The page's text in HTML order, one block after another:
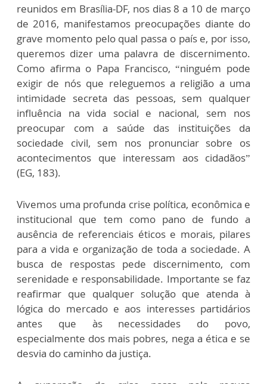
reunidos em Brasília-DF, nos dias 8 a 10 de março
de 2016, manifestamos preocupações diante do
grave momento pelo qual passa o país e, por isso,
queremos dizer uma palavra de discernimento.
Como afirma o Papa Francisco, “ninguém pode
exigir de nós que releguemos a religião a uma
intimidade secreta das pessoas, sem qualquer
influência na vida social e nacional, sem nos
preocupar com a saúde das instituições da
sociedade civil, sem nos pronunciar sobre os
acontecimentos que interessam aos cidadãos”
(EG, 183).
Vivemos uma profunda crise política, econômica e
institucional que tem como pano de fundo a
ausência de referenciais éticos e morais, pilares
para a vida e organização de toda a sociedade. A
busca de respostas pede discernimento, com
serenidade e responsabilidade. Importante se faz
reafirmar que qualquer solução que atenda à
lógica do mercado e aos interesses partidários
antes que às necessidades do povo,
especialmente dos mais pobres, nega a ética e se
desvia do caminho da justiça.